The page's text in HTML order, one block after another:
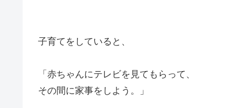
子育てをしていると、
「赤ちゃんにテレビを見てもらって、
その間に家事をしよう。」